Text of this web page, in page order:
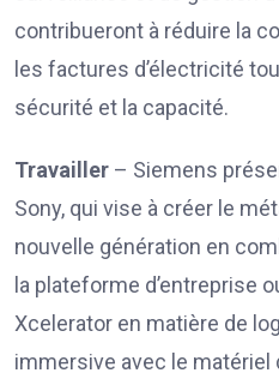
contribueront à réduire la
les factures d’électricité
sécurité et la capacité.
Travailler – Siemens
Sony, qui vise à créer le
nouvelle génération en
la plateforme d’entreprise
Xcelerator en matière de
immersive avec le matériel